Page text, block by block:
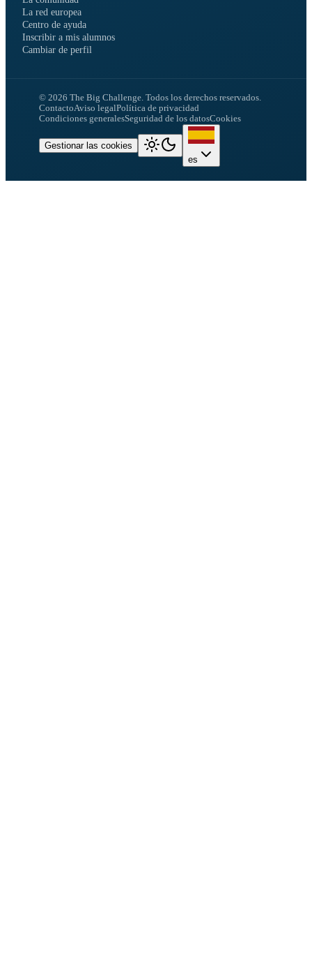
La red europea
Centro de ayuda
Inscribir a mis alumnos
Cambiar de perfil
© 2026 The Big Challenge. Todos los derechos reservados.
ContactoAviso legalPolítica de privacidad
Condiciones generalesSeguridad de los datosCookies
Gestionar las cookies
es